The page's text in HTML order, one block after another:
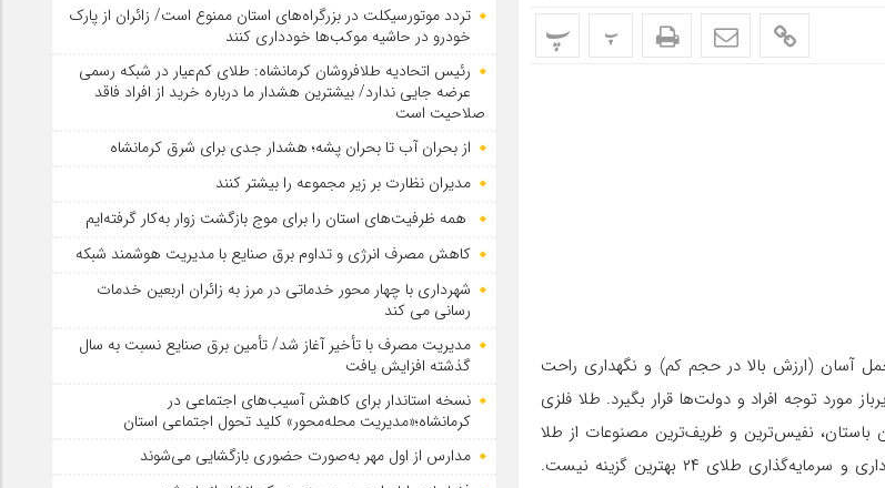
پ پ
آسان (ارزش بالا در حجم کم) و نگهداری راحت
مورد توجه افراد و دولت‌ها قرار بگیرد. طلا فلزی
نفیس‌ترین و ظریف‌ترین مصنوعات از طلا
ی ۲۴ عیار از عیارهای ۲۲ و ۱۸ بالاتر است. اما برای نگه‌داری و سرمایه‌گذاری طلای ۲۴ بهترین گزینه نیست.
تردد موتورسیکلت در بزرگراه‌های استان ممنوع است/ زائران از پارک
خودرو در حاشیه موکب‌ها خودداری کنند
رئیس اتحادیه طلافروشان کرمانشاه: طلای کم‌عیار در شبکه رسمی
عرضه جایی ندارد/ بیشترین هشدار ما درباره خرید از افراد فاقد
صلاحیت است
از بحران آب تا بحران پشه؛ هشدار جدی برای شرق کرمانشاه
مدیران نظارت بر زیر مجموعه را بیشتر کنند
همه ظرفیت‌های استان را برای موج بازگشت زوار به‌کار گرفته‌ایم
کاهش مصرف انرژی و تداوم برق صنایع با مدیریت هوشمند شبکه
شهرداری با چهار محور خدماتی در مرز به زائران اربعین خدمات
رسانی می کند
مدیریت مصرف با تأخیر آغاز شد/ تأمین برق صنایع نسبت به سال
گذشته افزایش یافت
نسخه استاندار برای کاهش آسیب‌های اجتماعی در
کرمانشاه؛«مدیریت محله‌محور» کلید تحول اجتماعی استان
مدارس از اول مهر به‌صورت حضوری بازگشایی می‌شوند